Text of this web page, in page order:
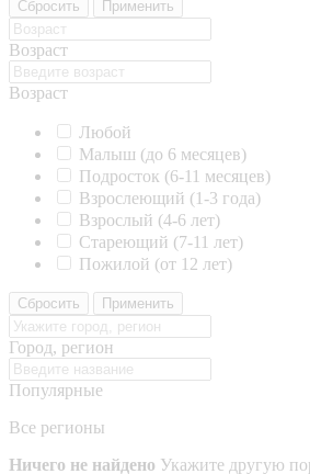
Сбросить Применить
Возраст
Возраст
Любой
Малыш (до 6 месяцев)
Подросток (6-11 месяцев)
Взрослеющий (1-3 года)
Взрослый (4-6 лет)
Стареющий (7-11 лет)
Пожилой (от 12 лет)
Сбросить Применить
Город, регион
Популярные
Все регионы
Ничего не найдено Укажите другую